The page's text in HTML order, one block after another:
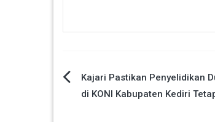
Navigasi
Kajari Pastikan Penyelidikan
di KONI Kabupaten Kediri